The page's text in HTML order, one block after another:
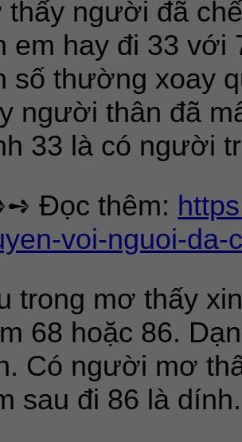
thấy người đã
em hay đi 33 với
số thường xoay
người thân đã
33 là có người
Đọc thêm:
voi-nguoi-da-
trong mơ thấy
68 hoặc 86.
Có người mơ
sau đi 86 là dính.